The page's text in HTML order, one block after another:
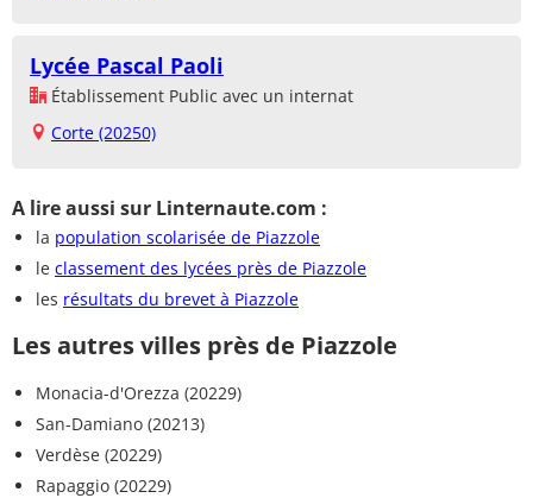
Lycée Pascal Paoli
Établissement Public avec un internat
Corte (20250)
A lire aussi sur Linternaute.com :
la population scolarisée de Piazzole
le classement des lycées près de Piazzole
les résultats du brevet à Piazzole
Les autres villes près de Piazzole
Monacia-d'Orezza (20229)
San-Damiano (20213)
Verdèse (20229)
Rapaggio (20229)